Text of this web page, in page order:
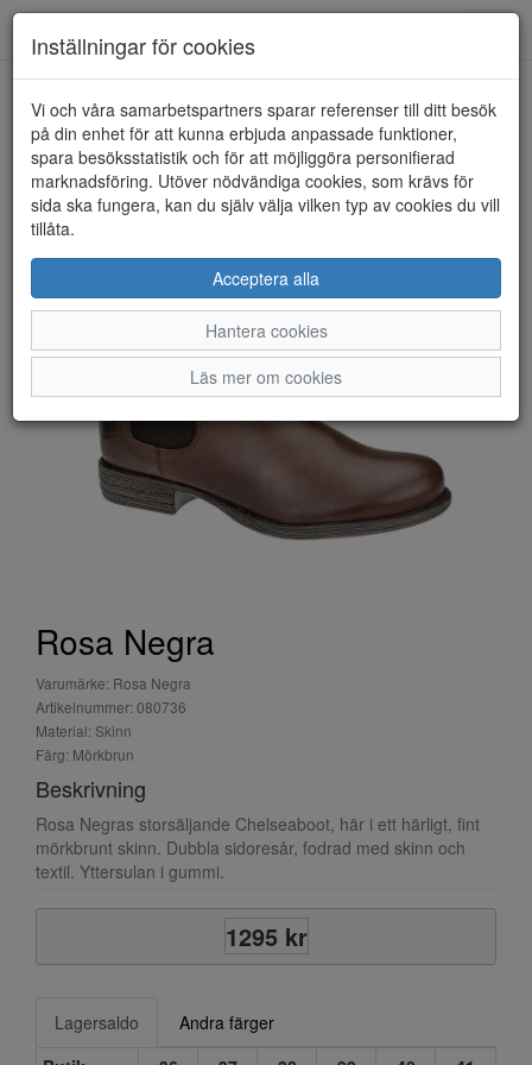
HEM ROSA NEGRA
Rosa Negra
Varumärke: Rosa Negra
Artikelnummer: 080736
Material: Skinn
Färg: Mörkbrun
Beskrivning
Rosa Negras storsäljande Chelseaboot, här i ett härligt, fint
mörkbrunt skinn. Dubbla sidoresår, fodrad med skinn och
textil. Yttersulan i gummi.
1295 kr
Lagersaldo
Andra färger
Inställningar för cookies
Vi och våra samarbetspartners sparar referenser till ditt besök
på din enhet för att kunna erbjuda anpassade funktioner,
spara besöksstatistik och för att möjliggöra personifierad
marknadsföring. Utöver nödvändiga cookies, som krävs för
sida ska fungera, kan du själv välja vilken typ av cookies du vill
tillåta.
Acceptera alla
Hantera cookies
Läs mer om cookies